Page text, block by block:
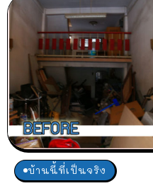
บ้านนี้ที่เป็นจริง